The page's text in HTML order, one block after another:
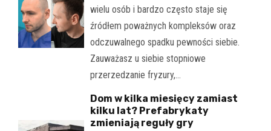
wielu osób i bardzo często staje się
źródłem poważnych kompleksów oraz
odczuwalnego spadku pewności siebie.
Zauważasz u siebie stopniowe
przerzedzanie fryzury,…
Dom w kilka miesięcy zamiast
kilku lat? Prefabrykaty
zmieniają reguły gry